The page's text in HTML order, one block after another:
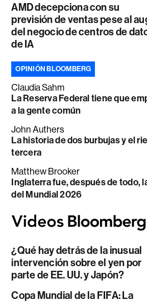
AMD decepciona con su
previsión de ventas pese al
del negocio de centros de
de IA
OPINIÓN BLOOMBERG
Claudia Sahm
La Reserva Federal tiene que
a la gente común
John Authers
La historia de dos burbujas y el
tercera
Matthew Brooker
Inglaterra fue, después de todo,
del Mundial 2026
¿Qué hay detrás de la inusual
intervención sobre el yen por
parte de EE. UU. y Japón?
Copa Mundial de la FIFA: La